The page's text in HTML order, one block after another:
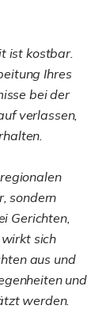
ist kostbar.
Ihres
bei der
verlassen,
sondern
Gerichten,
sich
aus und
und
werden.